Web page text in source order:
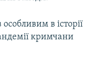
в історії
кримчани